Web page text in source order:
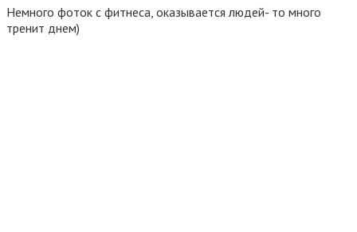
Немного фоток с фитнеса, оказывается людей- то много
тренит днем)